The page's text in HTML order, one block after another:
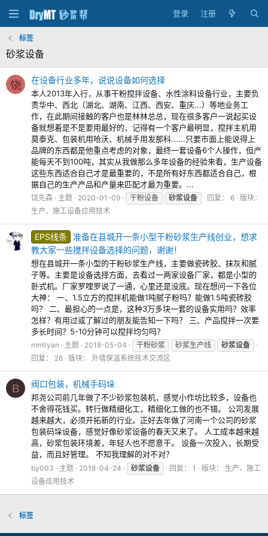
登录 注册
标签
砂浆设备
饶 在设备行业多年，说说设备如何选择
本人2013年入行，从事干粉搅拌设备、水性涂料设备行业，主要负
责华中、西北（湖北、湖南、江西、西安、重庆...）等地业务工
作，在此期间接触的客户也是林林总总，现在很多客户一说起买设
备就想着是不是要用最好的，记得有一个客户最明显，搅拌主机用
莫泰克、包装机用哈沃、机械手用发那科......只要市面上能说得上
品牌的东西都是他重点考虑的对象，最终一套设备6个人操作，但产
能每天不到100吨，其实从我做那么多年设备的经验来看，生产设备
这些东西适合自己才是最重要的，不是所有好东西都适合自己，根
据自己的生产产品和产量来匹配才最为重要。...
饶先森 主题 2020-01-09 干粉设备 砂浆设备 回复： 6 版块：
生产、施工设备应用技术
EPS线条 准备在县城开一条小型干粉砂浆生产线创业，想求
教大家一些搅拌设备选择的问题，谢谢！
想在县城开一条小型的干粉砂浆生产线，主要做瓷砖胶、抹灰和腻
子等。主要是设备选择方面，去看过一两家设备厂家，都是小型的
卧式机。厂家罗哩罗说了一通，心里还是没底。现在想问一下各位
大神： 一、1.5立方的搅拌机能做1吨腻子粉吗？能做1.5吨瓷砖胶
吗？ 二、最担心的一点是，这种3万多块一套的设备实用吗？效率
怎样？有用过或了解过的朋友能告知一下吗？ 三、产品搅拌一次要
多长时间？5-10分钟可以搅拌均匀吗？
mmliyan 主题 2018-05-04 干粉砂浆 砂浆生产线
砂浆设备
回复： 26 版块： 外墙保温系统技术交流区
B 阀口包装，机械手码垛
邦尧公司前几年做了不少砂浆包装机，感觉小作坊比较多，设备也
不舍得花钱买。转行做精细化工，精细化工做的也不错。 公司发展
越来越大，必须开拓新的行业。正好去年做了河南一个公司的砂浆
包装码垛设备，感觉好像砂浆设备的春天又来了。 人工成本越来越
高，砂浆包装环境差，年轻人也不愿意干。 设备一次投入，长期受
益，而且好管理。 不知我理解的对不对？
by003 主题 2018-04-24 砂浆设备 回复： 1 版块： 生产、施工
设备应用技术
标签